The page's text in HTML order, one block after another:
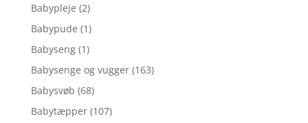
Babypleje (2)
Babypude (1)
Babyseng (1)
Babysenge og vugger (163)
Babysvøb (68)
Babytæpper (107)